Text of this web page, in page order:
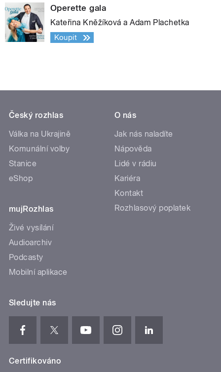
Operette gala
Kateřina Kněžíková a Adam Plachetka
Koupit
Český rozhlas
Válka na Ukrajině
Komunální volby
Stanice
eShop
mujRozhlas
Živé vysílání
Audioarchiv
Podcasty
Mobilní aplikace
O nás
Jak nás naladíte
Nápověda
Lidé v rádiu
Kariéra
Kontakt
Rozhlasový poplatek
Sledujte nás
Certifikováno